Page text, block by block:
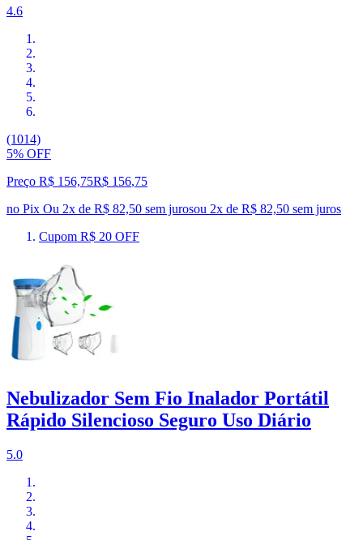
4.6
(1014)
5% OFF
Preço R$ 156,75R$ 156,75
no Pix Ou 2x de R$ 82,50 sem jurosou 2x de R$ 82,50 sem juros
Cupom R$ 20 OFF
Nebulizador Sem Fio Inalador Portátil
Rápido Silencioso Seguro Uso Diário
5.0